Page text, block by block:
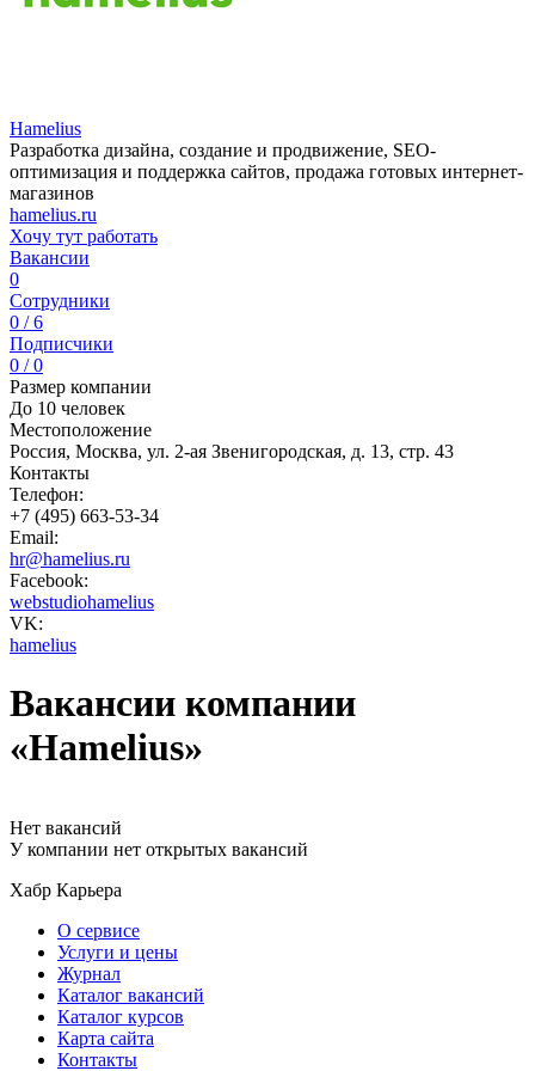
Hamelius
Разработка дизайна, создание и продвижение, SEO-
оптимизация и поддержка сайтов, продажа готовых интернет-
магазинов
hamelius.ru
Хочу тут работать
Вакансии
0
Сотрудники
0 / 6
Подписчики
0 / 0
Размер компании
До 10 человек
Местоположение
Россия, Москва, ул. 2-ая Звенигородская, д. 13, стр. 43
Контакты
Телефон:
+7 (495) 663-53-34
Email:
hr@hamelius.ru
Facebook:
webstudiohamelius
VK:
hamelius
Вакансии компании
«Hamelius»
Нет вакансий
У компании нет открытых вакансий
Хабр Карьера
О сервисе
Услуги и цены
Журнал
Каталог вакансий
Каталог курсов
Карта сайта
Контакты